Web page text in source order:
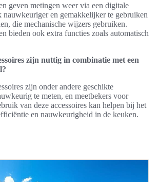
geven metingen weer via een digitale
nauwkeuriger en gemakkelijker te gebruiken
die mechanische wijzers gebruiken.
bieden ook extra functies zoals automatisch
zijn nuttig in combinatie met een
zijn onder andere geschikte
te meten, en meetbekers voor
van deze accessoires kan helpen bij het
en nauwkeurigheid in de keuken.